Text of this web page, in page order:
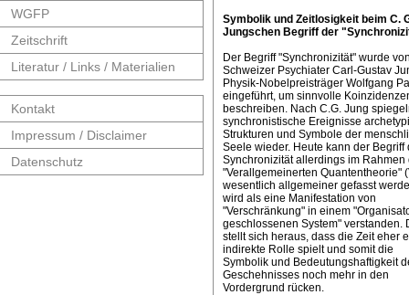
WGFP
Zeitschrift
Literatur / Links / Materialien
Kontakt
Impressum / Disclaimer
Datenschutz
Symbolik und Zeitlosigkeit beim C.
Jungschen Begriff der
Der Begriff "Synchronizität" wurde
Schweizer Psychiater Carl-Gustav
Physik-Nobelpreisträger Wolfgang
eingeführt, um sinnvolle
beschreiben. Nach C.G. Jung
synchronistische Ereignisse
Strukturen und Symbole der
Seele wieder. Heute kann der Begriff
Synchronizität allerdings im Rahmen
"Verallgemeinerten Quantentheorie"
wesentlich allgemeiner gefasst
wird als eine Manifestation von
"Verschränkung" in einem
geschlossenen System" verstanden.
stellt sich heraus, dass die Zeit eher
indirekte Rolle spielt und somit die
Symbolik und Bedeutungshaftigkeit
Geschehnisses noch mehr in den
Vordergrund rücken.